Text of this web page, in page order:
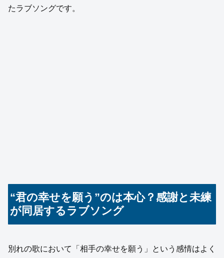
たラブソングです。
“君の幸せを願う”のは本心？感謝と未練
が同居するラブソング
別れの歌において「相手の幸せを願う」という感情はよく